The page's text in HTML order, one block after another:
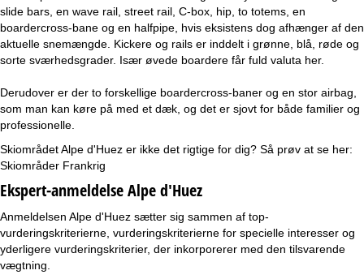
slide bars, en wave rail, street rail, C-box, hip, to totems, en
boardercross-bane og en halfpipe, hvis eksistens dog afhænger af den
aktuelle snemængde. Kickere og rails er inddelt i grønne, blå, røde og
sorte sværhedsgrader. Især øvede boardere får fuld valuta her.
Derudover er der to forskellige boardercross-baner og en stor airbag,
som man kan køre på med et dæk, og det er sjovt for både familier og
professionelle.
Skiområdet Alpe d'Huez er ikke det rigtige for dig? Så prøv at se her:
Skiområder Frankrig
Ekspert-anmeldelse Alpe d'Huez
Anmeldelsen Alpe d'Huez sætter sig sammen af top-
vurderingskriterierne, vurderingskriterierne for specielle interesser og
yderligere vurderingskriterier, der inkorporerer med den tilsvarende
vægtning.